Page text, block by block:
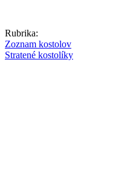
Rubrika:
Zoznam kostolov
Stratené kostolíky